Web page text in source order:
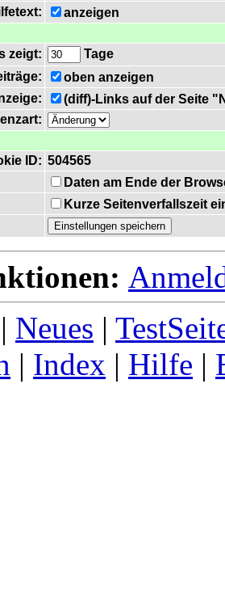
anzeigen
zeigt:
Tage
oben anzeigen
(diff)-Links auf der Seite
ID: 504565
Daten am Ende der
Kurze Seitenverfallszeit
| Neues |
| Index | Hilfe |